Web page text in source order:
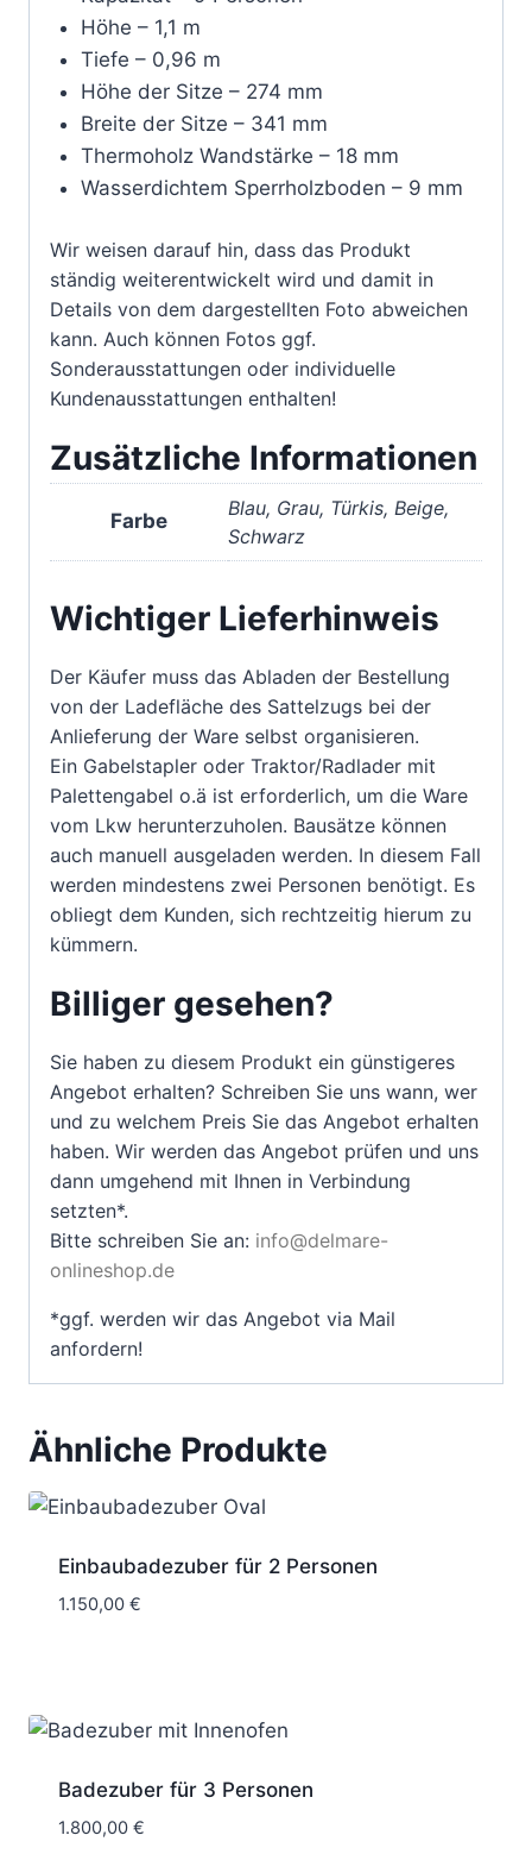
Höhe – 1,1 m
Tiefe – 0,96 m
Höhe der Sitze – 274 mm
Breite der Sitze – 341 mm
Thermoholz Wandstärke – 18 mm
Wasserdichtem Sperrholzboden – 9 mm
Wir weisen darauf hin, dass das Produkt
ständig weiterentwickelt wird und damit in
Details von dem dargestellten Foto abweichen
kann. Auch können Fotos ggf.
Sonderausstattungen oder individuelle
Kundenausstattungen enthalten!
Zusätzliche Informationen
Farbe
Blau, Grau, Türkis, Beige,
Schwarz
Wichtiger Lieferhinweis
Der Käufer muss das Abladen der Bestellung
von der Ladefläche des Sattelzugs bei der
Anlieferung der Ware selbst organisieren.
Ein Gabelstapler oder Traktor/Radlader mit
Palettengabel o.ä ist erforderlich, um die Ware
vom Lkw herunterzuholen. Bausätze können
auch manuell ausgeladen werden. In diesem Fall
werden mindestens zwei Personen benötigt. Es
obliegt dem Kunden, sich rechtzeitig hierum zu
kümmern.
Billiger gesehen?
Sie haben zu diesem Produkt ein günstigeres
Angebot erhalten? Schreiben Sie uns wann, wer
und zu welchem Preis Sie das Angebot erhalten
haben. Wir werden das Angebot prüfen und uns
dann umgehend mit Ihnen in Verbindung
setzten*.
Bitte schreiben Sie an: info@delmare-
onlineshop.de
*ggf. werden wir das Angebot via Mail
anfordern!
Ähnliche Produkte
Einbaubadezuber für 2 Personen
1.150,00 €
Badezuber für 3 Personen
1.800,00 €